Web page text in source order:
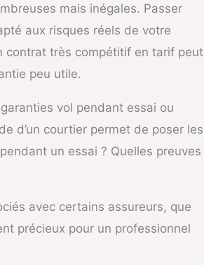
mais inégales. Passer
aux risques réels de votre
contrat très compétitif en tarif peut
peu utile.
vol pendant essai ou
d’un courtier permet de poser les
un essai ? Quelles preuves
avec certains assureurs, que
précieux pour un professionnel